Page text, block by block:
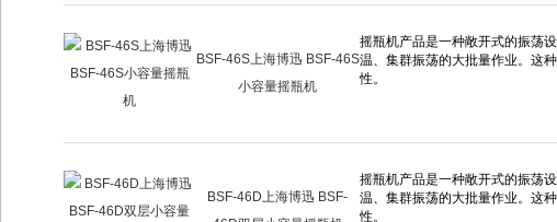
BSF-46S上海博迅 BSF-46S
小容量摇瓶机
BSF-46D上海博迅 BSF-